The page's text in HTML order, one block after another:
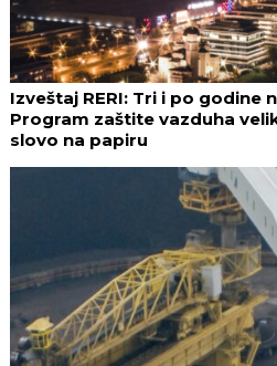
Izveštaj RERI: Tri i po godine
Program zaštite vazduha
slovo na papiru